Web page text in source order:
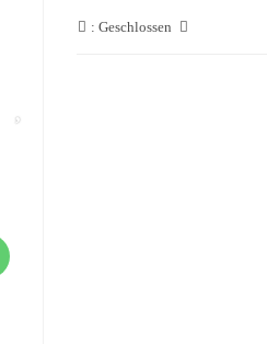
: Geschlossen